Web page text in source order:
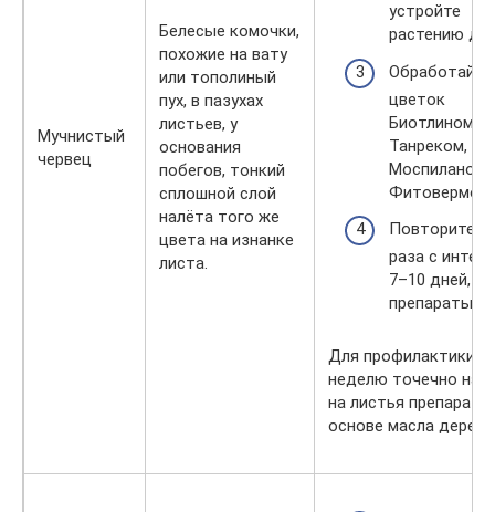
Мучнистый
червец
Белесые комочки,
похожие на вату
или тополиный
пух, в пазухах
листьев, у
основания
побегов, тонкий
сплошной слой
налёта того же
цвета на изнанке
листа.
устройте
растению
Обработайте
цветок
Биотлином,
Танреком,
Моспиланом,
Фитовермом.
Повторите
раза с
7–10 дней,
препараты.
Для профилактики
неделю точечно
на листья
основе масла